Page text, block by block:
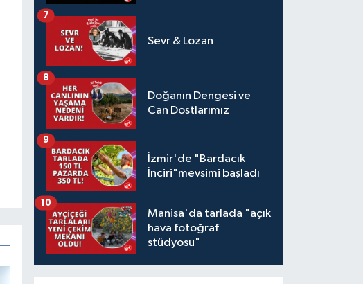
Sevr & Lozan
7
Doğanın Dengesi ve
Can Dostlarımız
8
İzmir'de "Bardacık
İnciri"mevsimi başladı
9
Manisa'da tarlada "açık
hava fotoğraf
stüdyosu"
10